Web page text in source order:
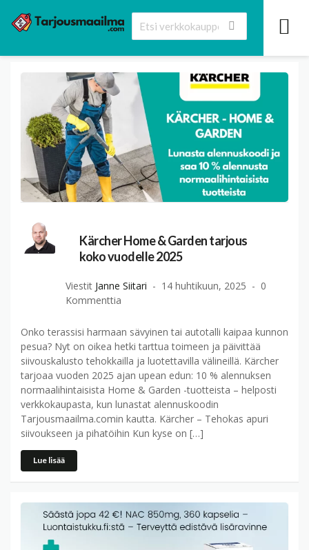
Kärcher Home & Garden tarjous
koko vuodelle 2025
Viestit Janne Siitari 14 huhtikuun, 2025
0
Kommenttia
Onko terassisi harmaan sävyinen tai autotalli kaipaa kunnon
pesua? Nyt on oikea hetki tarttua toimeen ja päivittää
siivouskalusto tehokkailla ja luotettavilla välineillä. Kärcher
tarjoaa vuoden 2025 ajan upean edun: 10 % alennuksen
normaalihintaisista Home & Garden -tuotteista – helposti
verkkokaupasta, kun lunastat alennuskoodin
Tarjousmaailma.comin kautta. Kärcher – Tehokas apuri
siivoukseen ja pihatöihin Kun kyse on […]
Lue lisää